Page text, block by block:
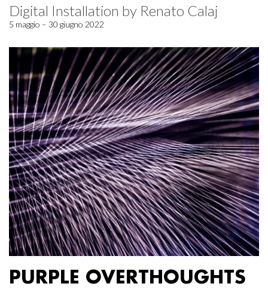
Digital Installation by Renato Calaj
5 maggio – 30 giugno 2022
PURPLE OVERTHOUGHTS